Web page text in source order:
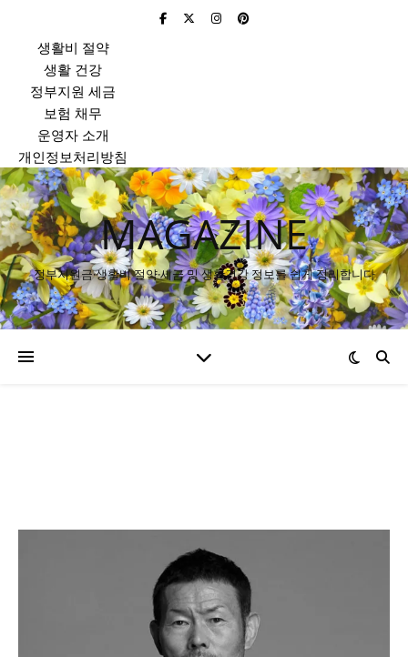
생활비 절약
생활 건강
정부지원 세금
보험 채무
운영자 소개
개인정보처리방침
MAGAZINE
정부지원금·생활비 절약·세금 및 생활건강 정보를 쉽게 정리합니다